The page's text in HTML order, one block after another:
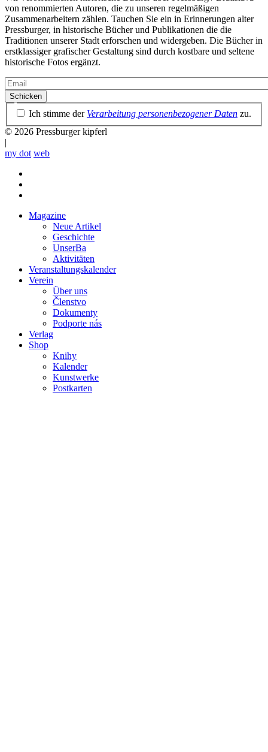
von renommierten Autoren, die zu unseren regelmäßigen
Zusammenarbeitern zählen. Tauchen Sie ein in Erinnerungen alter
Pressburger, in historische Bücher und Publikationen die die
Traditionen unserer Stadt erforschen und widergeben. Die Bücher in
erstklassiger grafischer Gestaltung sind durch kostbare und seltene
historische Fotos ergänzt.
Email
Datenschutzrichtlinie
Ich stimme der Verarbeitung personenbezogener Daten zu.
© 2026 Pressburger kipferl
|
my dot web
Magazine
Neue Artikel
Geschichte
UnserBa
Aktivitäten
Veranstaltungskalender
Verein
Über uns
Členstvo
Dokumenty
Podporte nás
Verlag
Shop
Knihy
Kalender
Kunstwerke
Postkarten